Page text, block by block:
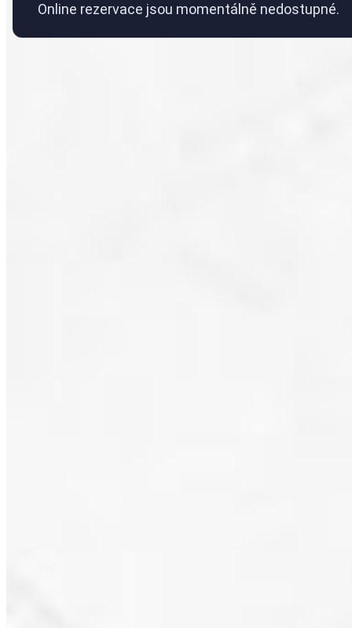
Online rezervace jsou momentálně nedostupné.